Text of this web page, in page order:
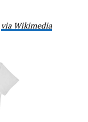
via Wikimedia